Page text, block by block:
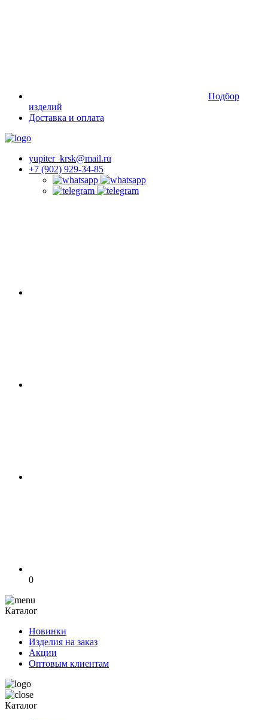
Подбор
изделий
Доставка и оплата
yupiter_krsk@mail.ru
+7 (902) 929-34-85
0
Каталог
Новинки
Изделия на заказ
Акции
Оптовым клиентам
Каталог